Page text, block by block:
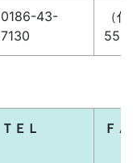
0186-43-
7130
（
55-
ＴＥＬ Ｆ